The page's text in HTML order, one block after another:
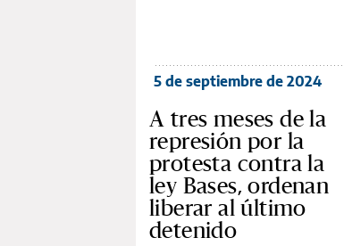
5 de septiembre de 2024
A tres meses de la
represión por la
protesta contra la
ley Bases, ordenan
liberar al último
detenido